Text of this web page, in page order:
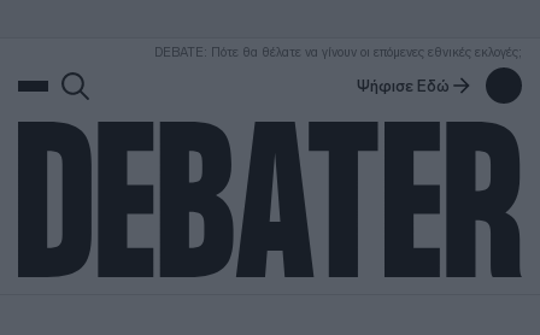
DEBATE: Πότε θα θέλατε να γίνουν οι επόμενες εθνικές εκλογές;
Ψήφισε Εδώ